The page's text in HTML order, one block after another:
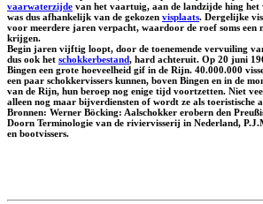
vaarwaterzijde van het vaartuig, aan de landzijde hing het
was dus afhankelijk van de gekozen visplaats. Dergelijke
voor meerdere jaren verpacht, waardoor de roef soms een
krijgen.
Begin jaren vijftig loopt, door de toenemende vervuiling
dus ook het schokkerbestand, hard achteruit. Op 20 juni
Bingen een grote hoeveelheid gif in de Rijn. 40.000.000
een paar schokkervissers kunnen, boven Bingen en in de
van de Rijn, hun beroep nog enige tijd voortzetten. Niet
alleen nog maar bijverdiensten of wordt ze als toeristische
Bronnen: Werner Böcking: Aalschokker erobern den
Doorn Terminologie van de riviervisserij in Nederland,
en bootvissers.